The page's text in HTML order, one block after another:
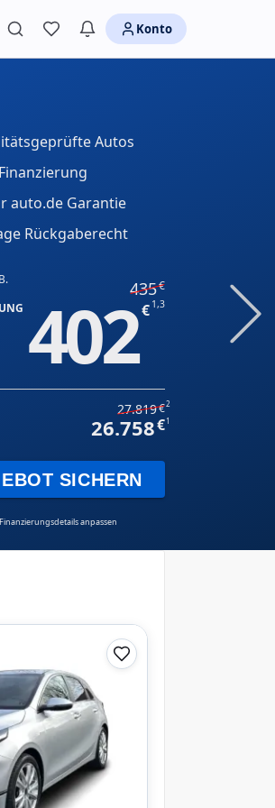
Konto
Autos
auto.de Garantie
Rückgaberecht
435
402 1,3
27.819 2
26.758 1
SICHERN
Finanzierungsdetails anpassen